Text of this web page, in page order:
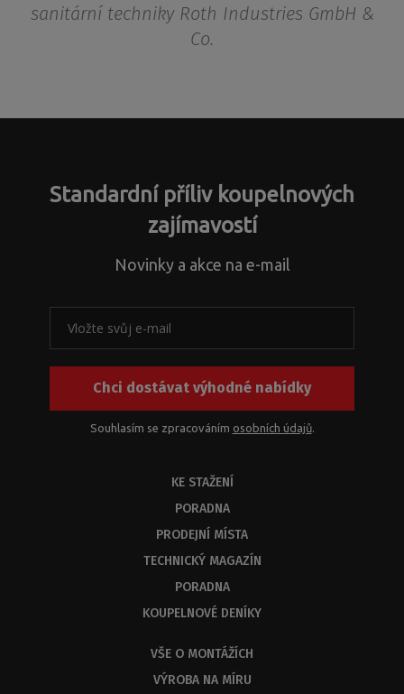
sanitární techniky Roth Industries GmbH &
Co.
Standardní příliv koupelnových
zajímavostí
Novinky a akce na e-mail
Chci dostávat výhodné nabídky
Souhlasím se zpracováním osobních údajů.
KE STAŽENÍ
PORADNA
PRODEJNÍ MÍSTA
TECHNICKÝ MAGAZÍN
PORADNA
KOUPELNOVÉ DENÍKY
VŠE O MONTÁŽÍCH
VÝROBA NA MÍRU